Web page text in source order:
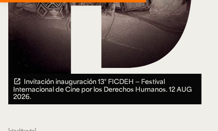
Invitación inauguración 13° FICDEH — Festival
Internacional de Cine por los Derechos Humanos.12 AUG
2026.